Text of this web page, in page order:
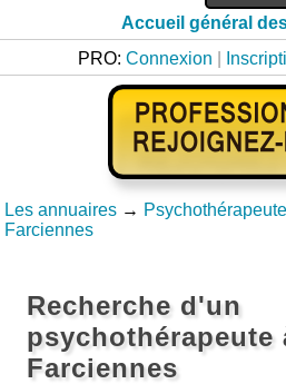
Accueil général
PRO: Connexion
Les annuaires →
Farciennes
Recherche d'un
psychothérapeute
Farciennes